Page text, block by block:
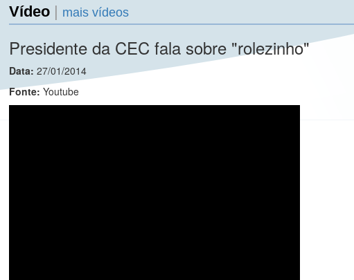
Vídeo mais vídeos
Presidente da CEC fala sobre "rolezinho"
Data: 27/01/2014
Fonte: Youtube